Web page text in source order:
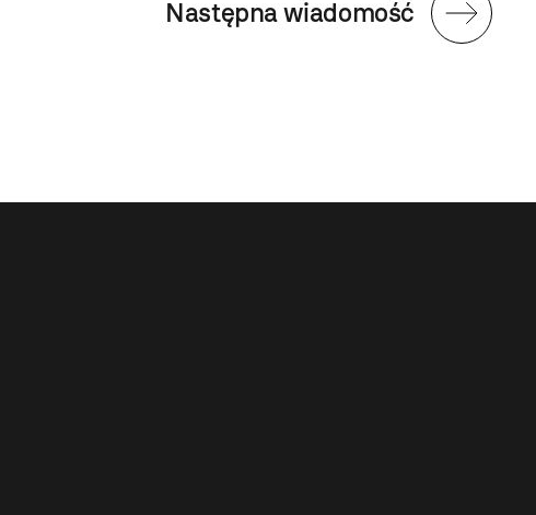
Następna wiadomość